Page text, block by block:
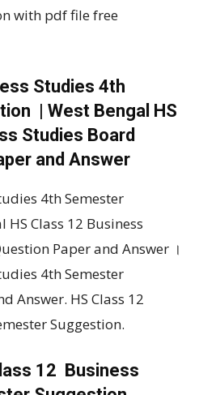
with pdf file free
Studies 4th
| West Bengal HS
Studies Board
and Answer
4th Semester
HS Class 12 Business
Paper and Answer ।
4th Semester
Answer. HS Class 12
Suggestion.
12 Business